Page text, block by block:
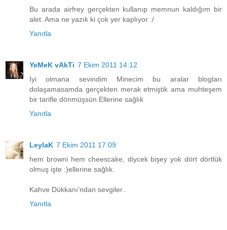
Bu arada airfrey gerçekten kullanıp memnun kaldığım bir
alet. Ama ne yazık ki çok yer kaplıyor :/
Yanıtla
YeMeK vAkTi 7 Ekim 2011 14:12
İyi olmana sevindim Minecim bu aralar blogları
dolaşamasamda gerçekten merak etmiştik ama muhteşem
bir tarifle dönmüşsün.Ellerine sağlık
Yanıtla
LeylaK 7 Ekim 2011 17:09
hem browni hem cheescake, diycek bişey yok dört dörtlük
olmuş işte :)ellerine sağlık.
Kahve Dükkanı'ndan sevgiler..
Yanıtla